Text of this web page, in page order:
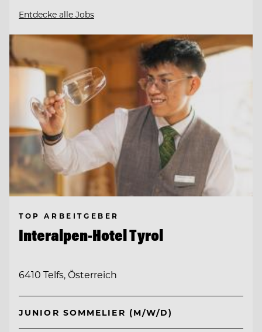
Entdecke alle Jobs
TOP ARBEITGEBER
Interalpen-Hotel Tyrol
6410 Telfs, Österreich
JUNIOR SOMMELIER (M/W/D)